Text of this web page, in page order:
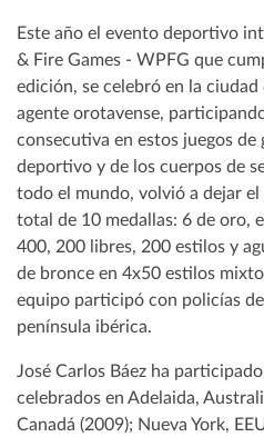
Este año el evento deportivo
& Fire Games - WPFG que
edición, se celebró en la ciudad
agente orotavense,
consecutiva en estos juegos
deportivo y de los cuerpos de
todo el mundo, volvió a dejar
total de 10 medallas: 6 de oro,
400, 200 libres, 200 estilos y
de bronce en 4x50 estilos
equipo participó con policías
península ibérica.
José Carlos Báez ha
celebrados en Adelaida,
Canadá (2009); Nueva York,